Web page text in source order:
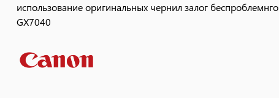
использование оригинальных чернил залог
GX7040